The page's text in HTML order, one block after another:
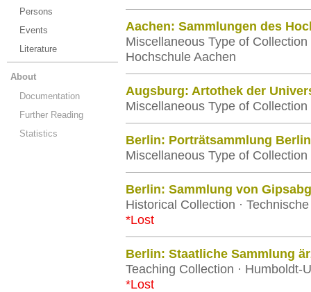
Persons
Events
Literature
About
Documentation
Further Reading
Statistics
Aachen: Sammlungen des
Miscellaneous Type of
Hochschule Aachen
Augsburg: Artothek der
Miscellaneous Type of
Berlin: Porträtsammlung
Miscellaneous Type of
Berlin: Sammlung von
Historical Collection ·
*Lost
Berlin: Staatliche Sammlung
Teaching Collection · Humboldt-
*Lost